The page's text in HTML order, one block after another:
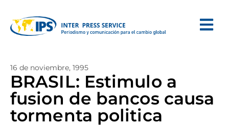
16 de noviembre, 1995
BRASIL: Estimulo a
fusion de bancos causa
tormenta politica